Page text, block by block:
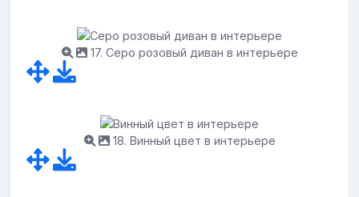
17. Серо розовый диван в интерьере
18. Винный цвет в интерьере